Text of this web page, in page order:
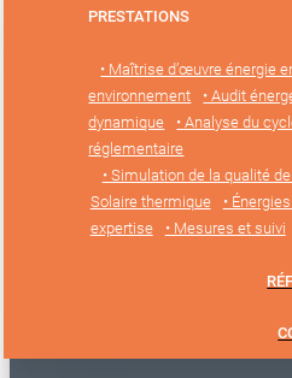
PRESTATIONS
• Maîtrise d’œuvre énergie
environnement
• Audit
dynamique
• Analyse du
réglementaire
• Simulation de la qualité
Solaire thermique
•
expertise
• Mesures et suivi